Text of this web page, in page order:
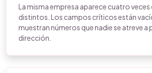
La misma empresa aparece cuatro
distintos. Los campos críticos están
muestran números que nadie se atreve a
dirección.